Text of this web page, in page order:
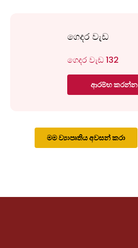
ගෙදර වැඩ
ගෙදර වැඩ 132
ආරම්භ කරන්න
මම ව්‍යාපෘතිය අවසන් කරා